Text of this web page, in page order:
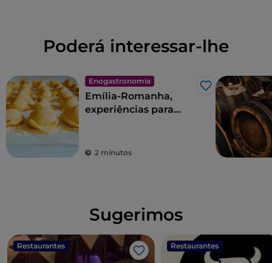
Poderá interessar-lhe
Enogastronomia
Gosto
Emília-Romanha,
experiências para
2 minutos
Sugerimos
Restaurantes
Gosto
Restaurantes